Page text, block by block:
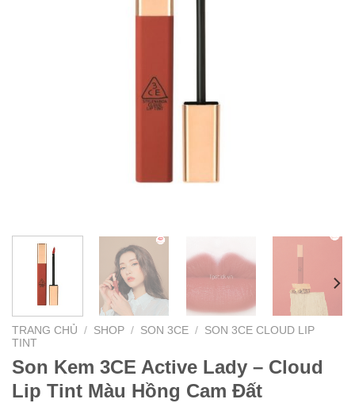
TRANG CHỦ / SHOP / SON 3CE / SON 3CE CLOUD LIP
TINT
Son Kem 3CE Active Lady – Cloud
Lip Tint Màu Hồng Cam Đất